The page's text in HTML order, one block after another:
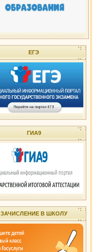
ЕГЭ
ГИА9
ЗАЧИСЛЕНИЕ В ШКОЛУ